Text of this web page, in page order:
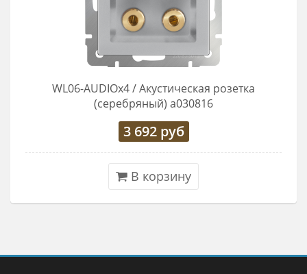
WL06-AUDIOx4 / Акустическая розетка
(серебряный) a030816
3 692руб
В корзину